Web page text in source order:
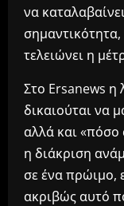
να
σημαντικότητα,
τελειώνει η
Στο Ersanews η
δικαιούται να
αλλά και «πόσο
η διάκριση
σε ένα πρώιμο,
ακριβώς αυτό